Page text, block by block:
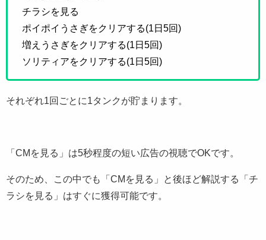
チラシを見る
ポイポイうさぎをクリアする(1日5回)
増えうさぎをクリアする(1日5回)
ソリティアをクリアする(1日5回)
それぞれ1回ごとに1タンクが貯まります。
「CMを見る」は5秒程度の短い広告の視聴でOKです。
そのため、この中でも「CMを見る」と後ほど解説する「チ
ラシを見る」はすぐに獲得可能です。